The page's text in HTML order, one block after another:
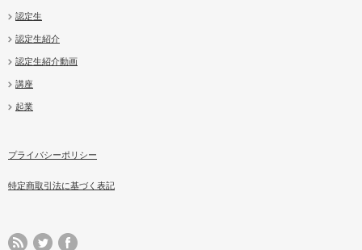
認定生
認定生紹介
認定生紹介動画
講座
起業
プライバシーポリシー
特定商取引法に基づく表記